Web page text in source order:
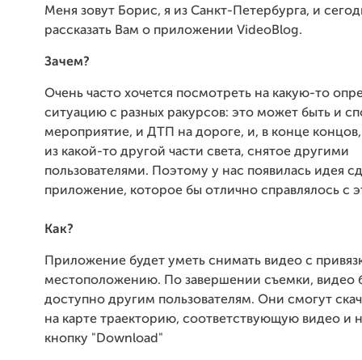
Меня зовут Борис, я из Санкт-Петербурга, и
рассказать Вам о приложении VideoBlog.
Зачем?
Очень часто хочется посмотреть на какую-то
ситуацию с разных ракурсов: это может быть и
мероприятие, и ДТП на дороге, и, в конце
из какой-то другой части света, снятое другими
пользователями. Поэтому у нас появилась идея
приложение, которое бы отлично справлялось с
Как?
Приложение будет уметь снимать видео с
местоположению. По завершении съемки, видео
доступно другим пользователям. Они смогут
на карте траекторию, соответствующую видео и
кнопку "Download"